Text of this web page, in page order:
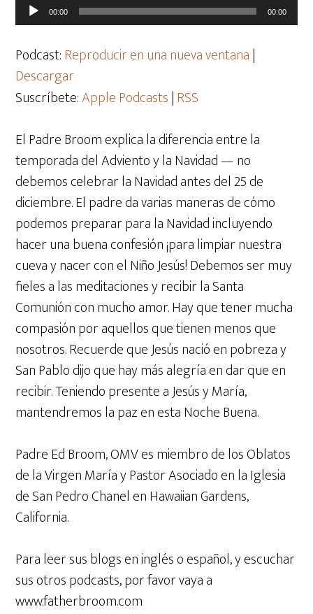
Reproductor
de
audio
00:00 00:00
Podcast:Reproducir en una nueva ventana|
Descargar
Suscríbete:Apple Podcasts|RSS
El Padre Broom explica la diferencia entre la
temporada del Adviento y la Navidad — no
debemos celebrar la Navidad antes del 25 de
diciembre. El padre da varias maneras de cómo
podemos preparar para la Navidad incluyendo
hacer una buena confesión ¡para limpiar nuestra
cueva y nacer con el Niño Jesús! Debemos ser muy
fieles a las meditaciones y recibir la Santa
Comunión con mucho amor. Hay que tener mucha
compasión por aquellos que tienen menos que
nosotros. Recuerde que Jesús nació en pobreza y
San Pablo dijo que hay más alegría en dar que en
recibir. Teniendo presente a Jesús y María,
mantendremos la paz en esta Noche Buena.
Padre Ed Broom, OMV es miembro de los Oblatos
de la Virgen María y Pastor Asociado en la Iglesia
de San Pedro Chanel en Hawaiian Gardens,
California.
Para leer sus blogs en inglés o español, y escuchar
sus otros podcasts, por favor vaya a
www.fatherbroom.com